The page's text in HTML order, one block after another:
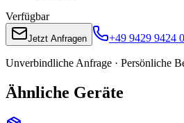
Verfügbar
Jetzt Anfragen +49 9429 9424 0
Unverbindliche Anfrage · Persönliche
Ähnliche Geräte